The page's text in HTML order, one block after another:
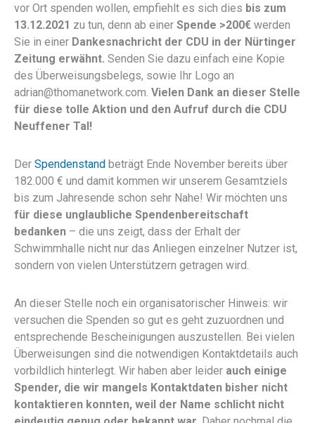
vor Ort spenden wollen, empfiehlt es sich dies bis zum
13.12.2021 zu tun, denn ab einer Spende >200€ werden
Sie in einer Dankesnachricht der CDU in der Nürtinger
Zeitung erwähnt. Senden Sie dazu einfach eine Kopie
des Überweisungsbelegs, sowie Ihr Logo an
adrian@thomanetwork.com. Vielen Dank an dieser Stelle
für diese tolle Aktion und den Aufruf durch die CDU
Neuffener Tal!
Der Spendenstand beträgt Ende November bereits über
182.000 € und damit kommen wir unserem Gesamtziels
bis zum Jahresende schon sehr Nahe! Wir möchten uns
für diese unglaubliche Spendenbereitschaft
bedanken – die uns zeigt, dass der Erhalt der
Schwimmhalle nicht nur das Anliegen einzelner Nutzer ist,
sondern von vielen Unterstützern getragen wird.
An dieser Stelle noch ein organisatorischer Hinweis: wir
versuchen die Spenden so gut es geht zuzuordnen und
entsprechende Bescheinigungen auszustellen. Bei vielen
Überweisungen sind die notwendigen Kontaktdetails auch
vorbildlich hinterlegt. Wir haben aber leider auch einige
Spender, die wir mangels Kontaktdaten bisher nicht
kontaktieren konnten, weil der Name schlicht nicht